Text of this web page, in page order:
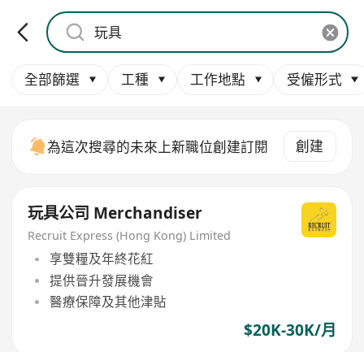
全部篩選 工種 工作地點 受僱形式
為這次搜尋的未來上新職位創建訂閱 創建
玩具公司 Merchandiser
Recruit Express (Hong Kong) Limited
享雙糧及年終花紅
提供晉升發展機會
醫療保障及其他津貼
$20K-30K/月